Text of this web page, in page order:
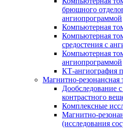
брюшного
ангиопрограммой
Компьютерная
Компьютерная
средостения с
Компьютерная
ангиопрограммой
КТ-ангиография
Магнитно-резонансная
Дообследование
контрастного
Комплексные
Магнитно-
(исследования